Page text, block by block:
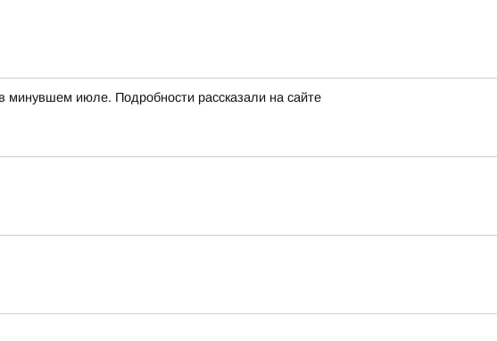
минувшем июле. Подробности рассказали на сайте